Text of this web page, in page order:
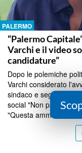
PALERMO
“Palermo
Varchi e il video
candidature”
Dopo le polemiche
Varchi considerato
sindaco e segretario
social "Non parliamo
"Questa